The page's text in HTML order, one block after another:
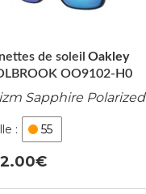
OO9102-H0
de soleil Oakley
Sapphire Polarized
55